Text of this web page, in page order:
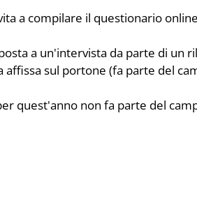
a compilare il questionario
a un'intervista da parte di un
sul portone (fa parte del
quest'anno non fa parte del